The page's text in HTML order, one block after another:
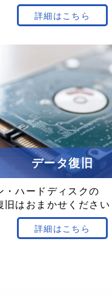
詳細はこちら
データ復旧
・ハードディスクの
旧はおまかせ ください
詳細はこちら